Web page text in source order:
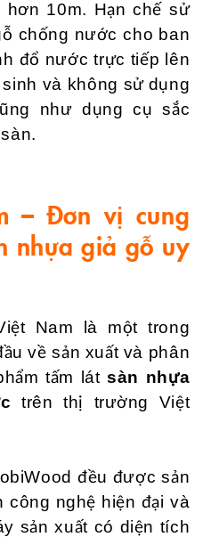
10m. Hạn chế sử
chống nước cho ban
đổ nước trực tiếp lên
và không sử dụng
như dụng cụ sắc
– Đơn vị cung
nhựa giả gỗ uy
Nam là một trong
về sản xuất và phân
tấm látsàn nhựa
trên thị trường Việt
đều được sản
công nghệ hiện đại và
sản xuất có diện tích